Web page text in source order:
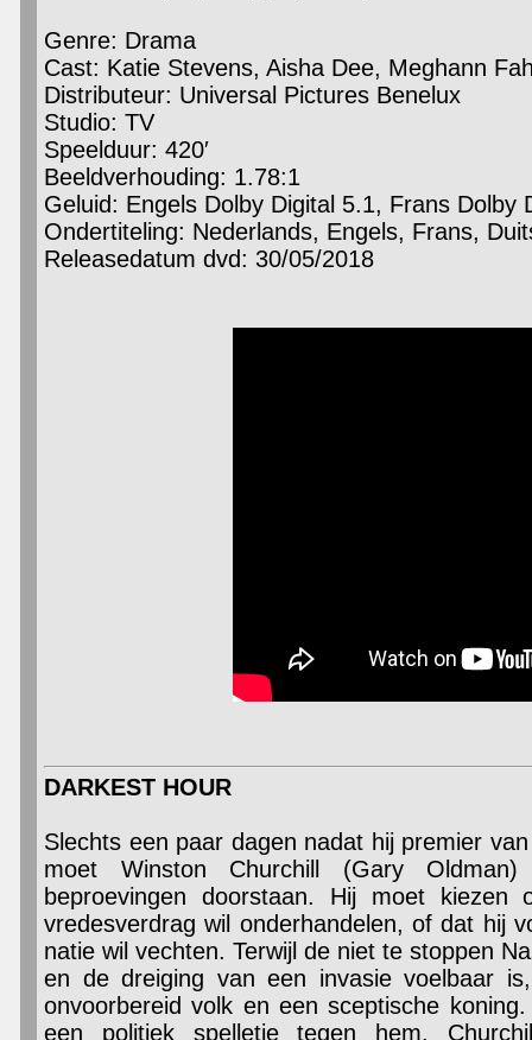
Genre: Drama
Cast: Katie Stevens, Aisha Dee, Meghann
Distributeur: Universal Pictures Benelux
Studio: TV
Speelduur: 420′
Beeldverhouding: 1.78:1
Geluid: Engels Dolby Digital 5.1, Frans Dolby
Ondertiteling: Nederlands, Engels, Frans,
Releasedatum dvd: 30/05/2018
DARKEST HOUR
Slechts een paar dagen nadat hij premier
moet Winston Churchill (Gary
beproevingen doorstaan. Hij moet
vredesverdrag wil onderhandelen, of dat hij
natie wil vechten. Terwijl de niet te stoppen
en de dreiging van een invasie voelbaar
onvoorbereid volk en een sceptische
een politiek spelletje tegen hem.